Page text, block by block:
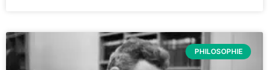
PHILOSOPHIE